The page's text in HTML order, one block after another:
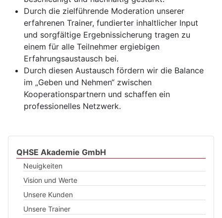
QHSE Akademie GmbH
Neuigkeiten
Vision und Werte
Unsere Kunden
Unsere Trainer
Durch die zielführende Moderation unserer
erfahrenen Trainer, fundierter inhaltlicher Input
und sorgfältige Ergebnissicherung tragen zu
einem für alle Teilnehmer ergiebigen
Erfahrungsaustausch bei.
Durch diesen Austausch fördern wir die Balance
im „Geben und Nehmen“ zwischen
Kooperationspartnern und schaffen ein
professionelles Netzwerk.